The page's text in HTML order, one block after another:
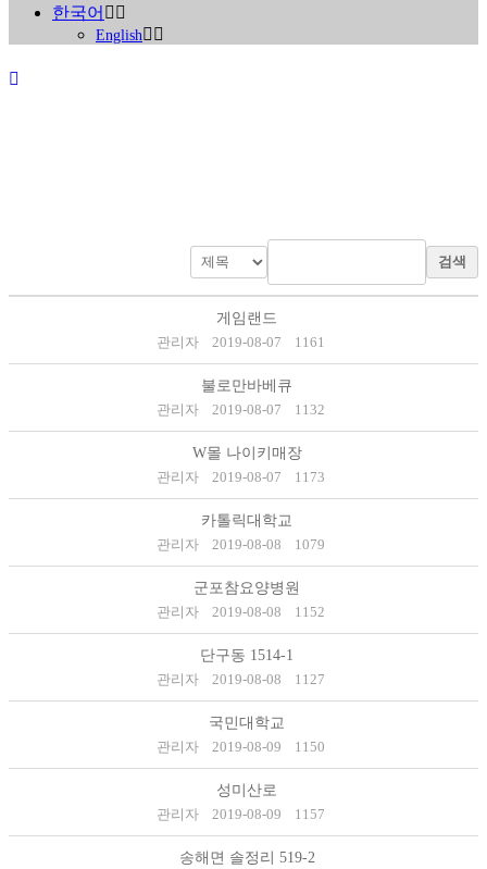
한국어
English
진행중인 현장안내 검색
게임랜드
관리자
2019-08-07 1161
불로만바베큐
관리자
2019-08-07 1132
W몰 나이키매장
관리자
2019-08-07 1173
카톨릭대학교
관리자
2019-08-08 1079
군포참요양병원
관리자
2019-08-08 1152
단구동 1514-1
관리자
2019-08-08 1127
국민대학교
관리자
2019-08-09 1150
성미산로
관리자
2019-08-09 1157
송해면 솔정리 519-2